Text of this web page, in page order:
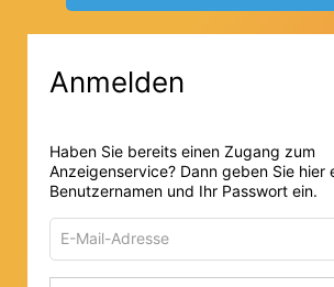
Anmelden
Haben Sie bereits einen Zugang zum
Anzeigenservice? Dann geben Sie hier
Benutzernamen und Ihr Passwort ein.
Adresse